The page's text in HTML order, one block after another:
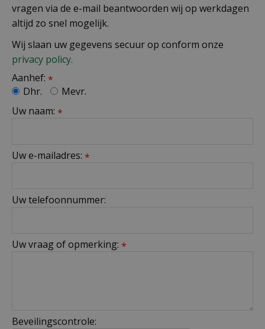
vragen via de e-mail beantwoorden wij op werkdagen
altijd zo snel mogelijk.
Wij slaan uw gegevens secuur op conform onze
privacy policy.
Aanhef: *
Dhr.
Mevr.
Uw naam: *
Uw e-mailadres: *
Uw telefoonnummer:
Uw vraag of opmerking: *
Beveilingscontrole: